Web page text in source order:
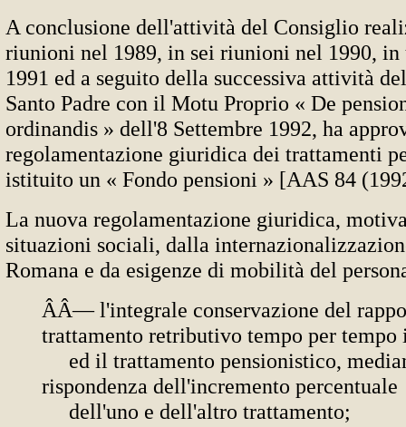
A conclusione dell'attività del Consiglio
riunioni nel 1989, in sei riunioni nel 1990, in
1991 ed a seguito della successiva attività
Santo Padre con il Motu Proprio « De
ordinandis » dell'8 Settembre 1992, ha
regolamentazione giuridica dei trattamenti
istituito un « Fondo pensioni » [AAS 84
La nuova regolamentazione giuridica,
situazioni sociali, dalla
Romana e da esigenze di mobilità del
ÂÂ— l'integrale conservazione del
trattamento retributivo tempo per tempo
ed il trattamento pensionistico,
rispondenza dell'incremento percentuale
dell'uno e dell'altro trattamento;